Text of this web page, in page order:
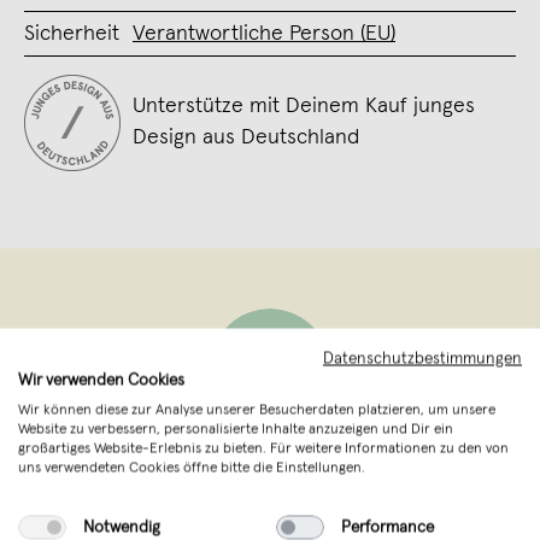
Sicherheit Verantwortliche Person (EU)
Unterstütze mit Deinem Kauf junges
Design aus Deutschland
HANDS OF GOD FOOTBALL,Berlin
Datenschutzbestimmungen
Wir verwenden Cookies
Wir können diese zur Analyse unserer Besucherdaten platzieren, um unsere
Website zu verbessern, personalisierte Inhalte anzuzeigen und Dir ein
großartiges Website-Erlebnis zu bieten. Für weitere Informationen zu den von
uns verwendeten Cookies öffne bitte die Einstellungen.
Notwendig Performance